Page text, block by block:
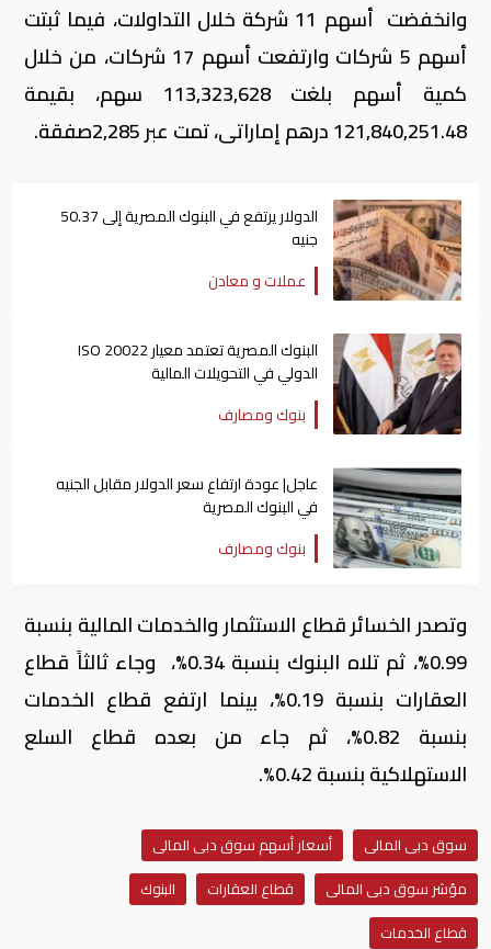
وانخفضت أسهم 11 شركة خلال التداولات، فيما ثبتت
أسهم 5 شركات وارتفعت أسهم 17 شركات، من خلال
كمية أسهم بلغت 113,323,628 سهم، بقيمة
121,840,251.48 درهم إماراتى، تمت عبر 2,285صفقة.
الدولار يرتفع في البنوك المصرية إلى 50.37
جنيه
عملات و معادن
البنوك المصرية تعتمد معيار ISO 20022
الدولي في التحويلات المالية
بنوك ومصارف
عاجل| عودة ارتفاع سعر الدولار مقابل الجنيه
في البنوك المصرية
بنوك ومصارف
وتصدر الخسائر قطاع الاستثمار والخدمات المالية بنسبة
0.99%، ثم تلاه البنوك بنسبة 0.34%، وجاء ثالثاً قطاع
العقارات بنسبة 0.19%، بينما ارتفع قطاع الخدمات
بنسبة 0.82%، ثم جاء من بعده قطاع السلع
الاستهلاكية بنسبة 0.42%.
سوق دبى المالى
أسعار أسهم سوق دبى المالى
مؤشر سوق دبى المالى
قطاع العقارات
البنوك
قطاع الخدمات